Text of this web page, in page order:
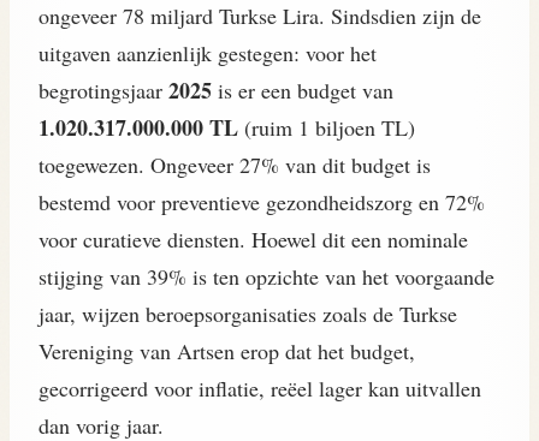
ongeveer 78 miljard Turkse Lira. Sindsdien zijn de
uitgaven aanzienlijk gestegen: voor het
begrotingsjaar 2025 is er een budget van
1.020.317.000.000 TL (ruim 1 biljoen TL)
toegewezen. Ongeveer 27% van dit budget is
bestemd voor preventieve gezondheidszorg en 72%
voor curatieve diensten. Hoewel dit een nominale
stijging van 39% is ten opzichte van het voorgaande
jaar, wijzen beroepsorganisaties zoals de Turkse
Vereniging van Artsen erop dat het budget,
gecorrigeerd voor inflatie, reëel lager kan uitvallen
dan vorig jaar.